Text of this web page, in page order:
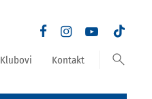
Klubovi Kontakt search